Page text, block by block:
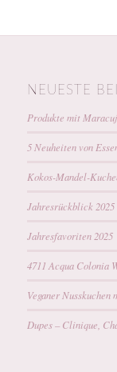
NEUESTE
Produkte mit
5 Neuheiten von
Kokos-Mandel-
Jahresrückblick 2025
Jahresfavoriten 2025
4711 Acqua Colonia
Veganer
Dupes – Clinique,